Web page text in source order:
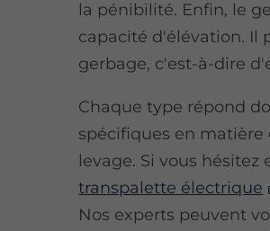
la pénibilité. Enfin, le
capacité d'élévation. Il
gerbage, c'est-à-dire
Chaque type répond
spécifiques en
levage. Si vous hésitez
transpalette électrique
Nos experts peuvent